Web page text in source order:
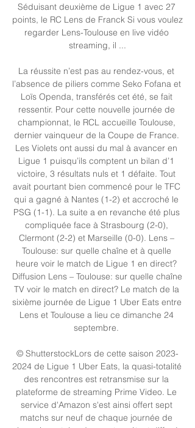
Séduisant deuxième de Ligue 1 avec 27
points, le RC Lens de Franck Si vous voulez
regarder Lens-Toulouse en live vidéo
streaming, il ...
La réussite n’est pas au rendez-vous, et
l’absence de piliers comme Seko Fofana et
Loïs Openda, transférés cet été, se fait
ressentir. Pour cette nouvelle journée de
championnat, le RCL accueille Toulouse,
dernier vainqueur de la Coupe de France.
Les Violets ont aussi du mal à avancer en
Ligue 1 puisqu’ils comptent un bilan d’1
victoire, 3 résultats nuls et 1 défaite. Tout
avait pourtant bien commencé pour le TFC
qui a gagné à Nantes (1-2) et accroché le
PSG (1-1). La suite a en revanche été plus
compliquée face à Strasbourg (2-0),
Clermont (2-2) et Marseille (0-0). Lens –
Toulouse: sur quelle chaîne et à quelle
heure voir le match de Ligue 1 en direct?
Diffusion Lens – Toulouse: sur quelle chaîne
TV voir le match en direct? Le match de la
sixième journée de Ligue 1 Uber Eats entre
Lens et Toulouse a lieu ce dimanche 24
septembre.
© ShutterstockLors de cette saison 2023-
2024 de Ligue 1 Uber Eats, la quasi-totalité
des rencontres est retransmise sur la
plateforme de streaming Prime Video. Le
service d'Amazon s'est ainsi offert sept
matchs sur neuf de chaque journée de